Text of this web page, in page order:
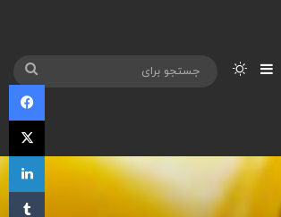
نوارکناریتغییر پوسته
برای
X